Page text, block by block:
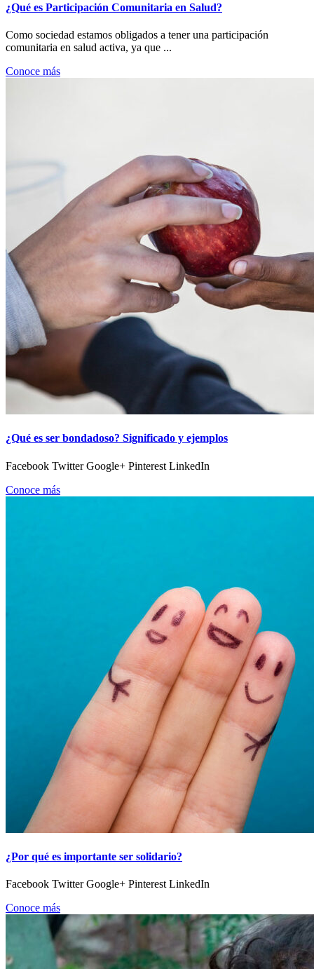
¿Qué es Participación Comunitaria en Salud?
Como sociedad estamos obligados a tener una participación
comunitaria en salud activa, ya que ...
Conoce más
¿Qué es ser bondadoso? Significado y ejemplos
Facebook Twitter Google+ Pinterest LinkedIn
Conoce más
¿Por qué es importante ser solidario?
Facebook Twitter Google+ Pinterest LinkedIn
Conoce más